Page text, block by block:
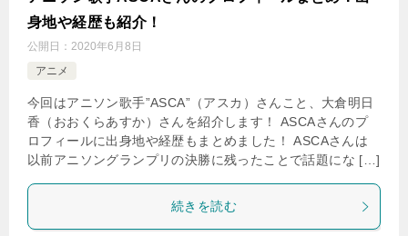
身地や経歴も紹介！
公開日： 2020年6月8日
アニメ
今回はアニソン歌手”ASCA”（アスカ）さんこと、大倉明日
香（おおくらあすか）さんを紹介します！ ASCAさんのプ
ロフィールに出身地や経歴もまとめました！ ASCAさんは
以前アニソングランプリの決勝に残ったことで話題にな […]
続きを読む